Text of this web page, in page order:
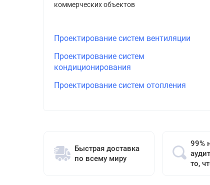
коммерческих объектов
Проектирование систем вентиляции
Проектирование систем
кондиционирования
Проектирование систем отопления
Быстрая доставка
по всему миру
99%
то,